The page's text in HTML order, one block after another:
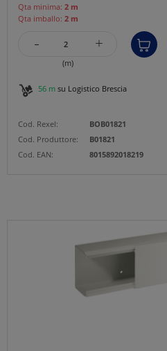
Qta minima:2 m
Qta imballo:2 m
- +
(m)
56 m su Logistico Brescia
Cod. Rexel:
BOB01821
Cod. Produttore:
B01821
Cod. EAN:
8015892018219